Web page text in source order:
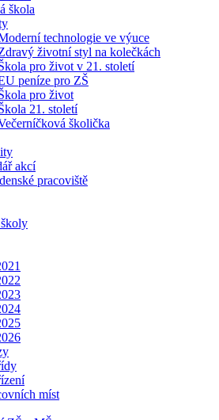
škola
technologie ve výuce
životní styl na kolečkách
pro život v 21. století
peníze pro ZŠ
pro život
21. století
školička
akcí
pracoviště
míst